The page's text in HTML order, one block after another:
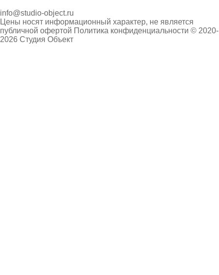
info@studio-object.ru
Цены носят информационный характер, не является
публичной офертой Политика конфиденциальности © 2020-
2026 Студия Объект